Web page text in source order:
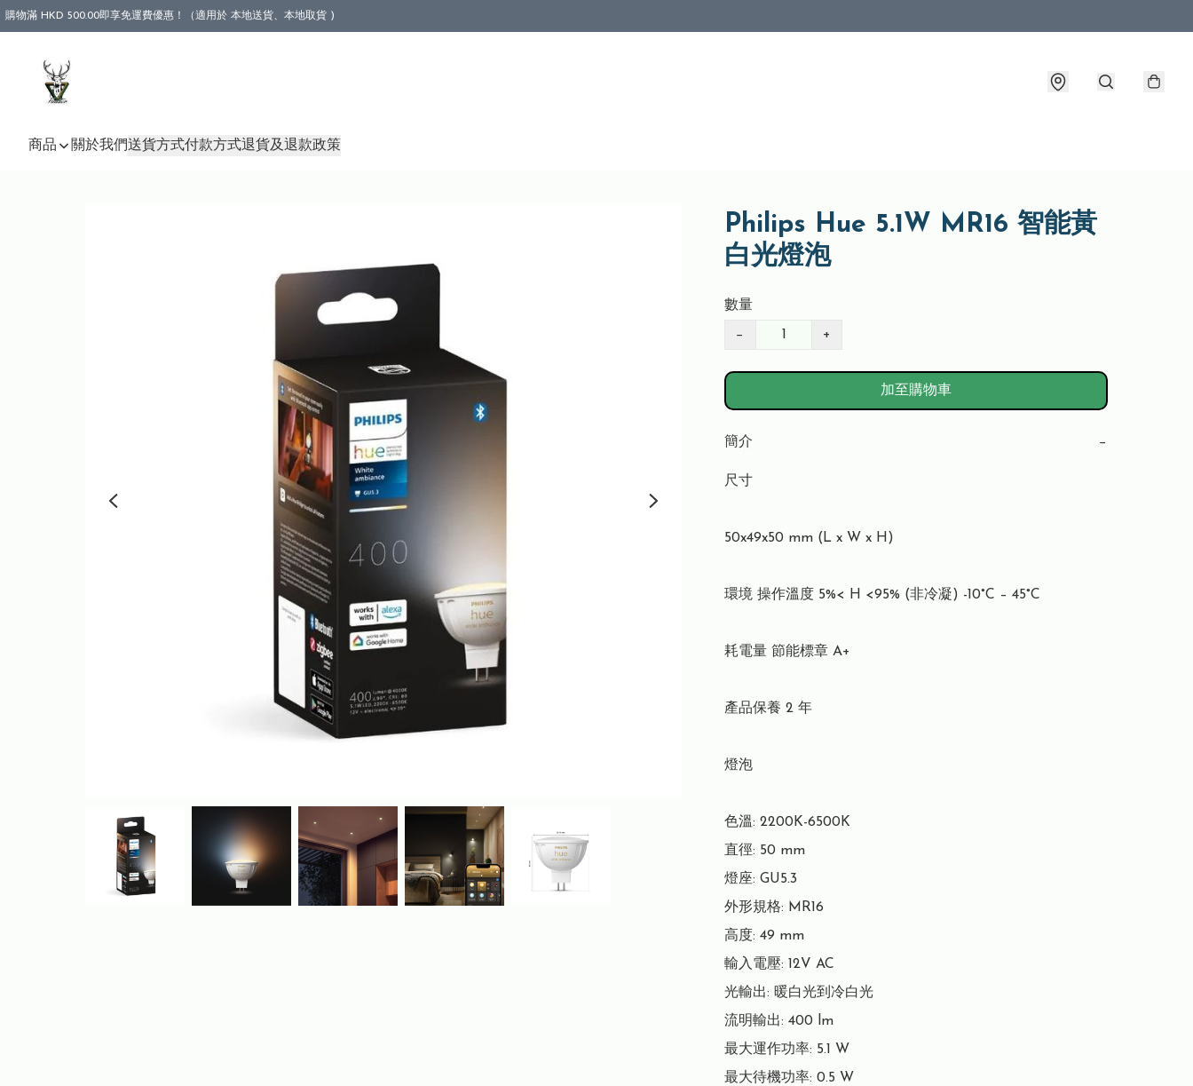
購物滿 HKD 500.00即享免運費優惠！（適用於 本地送貨、本地取貨 )
商品 關於我們送貨方式付款方式退貨及退款政策
Philips Hue 5.1W MR16 智能黃
白光燈泡
數量
− +
加至購物車
簡介 −
尺寸
50x49x50 mm (L x W x H)
環境 操作溫度 5%< H <95% (非冷凝) -10°C – 45°C
耗電量 節能標章 A+
產品保養 2 年
燈泡
色溫: 2200K-6500K
直徑: 50 mm
燈座: GU5.3
外形規格: MR16
高度: 49 mm
輸入電壓: 12V AC
光輸出: 暖白光到冷白光
流明輸出: 400 lm
最大運作功率: 5.1 W
最大待機功率: 0.5 W